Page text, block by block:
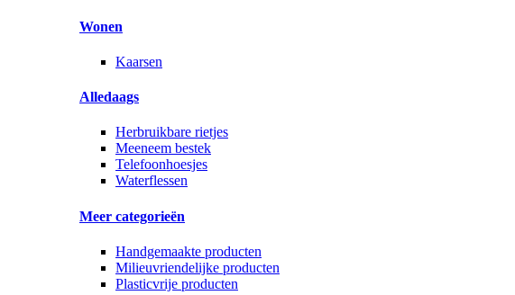
Wonen
Kaarsen
Alledaags
Herbruikbare rietjes
Meeneem bestek
Telefoonhoesjes
Waterflessen
Meer categorieën
Handgemaakte producten
Milieuvriendelijke producten
Plasticvrije producten